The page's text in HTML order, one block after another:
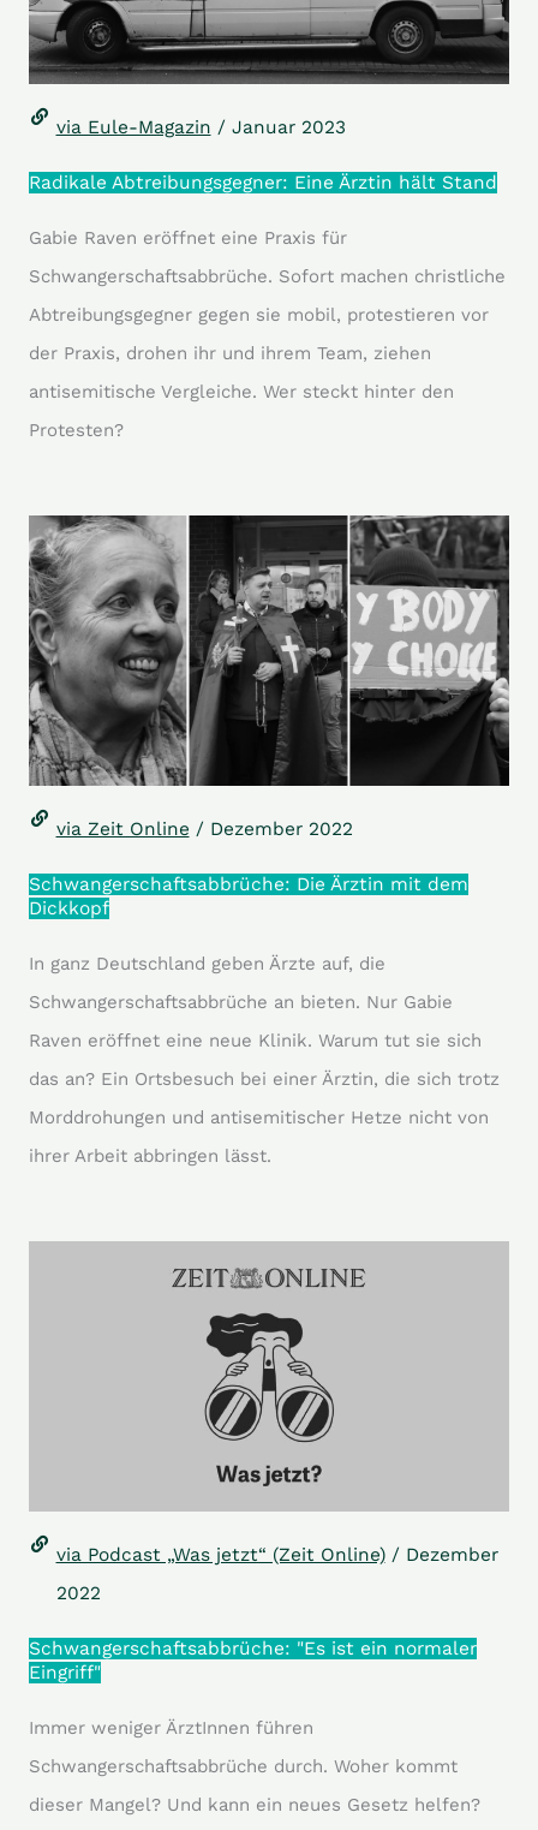
via Eule-Magazin / Januar 2023
Radikale Abtreibungsgegner: Eine Ärztin hält Stand
Gabie Raven eröffnet eine Praxis für
Schwangerschaftsabbrüche. Sofort machen christliche
Abtreibungsgegner gegen sie mobil, protestieren vor
der Praxis, drohen ihr und ihrem Team, ziehen
antisemitische Vergleiche. Wer steckt hinter den
Protesten?
via Zeit Online / Dezember 2022
Schwangerschaftsabbrüche: Die Ärztin mit dem
Dickkopf
In ganz Deutschland geben Ärzte auf, die
Schwangerschaftsabbrüche an bieten. Nur Gabie
Raven eröffnet eine neue Klinik. Warum tut sie sich
das an? Ein Ortsbesuch bei einer Ärztin, die sich trotz
Morddrohungen und antisemitischer Hetze nicht von
ihrer Arbeit abbringen lässt.
via Podcast „Was jetzt“ (Zeit Online)/ Dezember
2022
Schwangerschaftsabbrüche: "Es ist ein normaler
Eingriff"
Immer weniger ÄrztInnen führen
Schwangerschaftsabbrüche durch. Woher kommt
dieser Mangel? Und kann ein neues Gesetz helfen?